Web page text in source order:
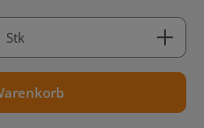
gewünschten Wert ein
Stk